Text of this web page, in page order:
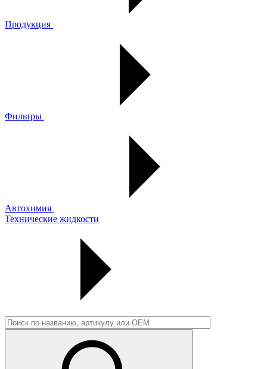
Продукция
Фильтры
Автохимия
Технические жидкости